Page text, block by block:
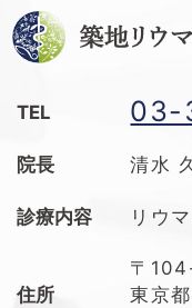
TEL 03-
院長 清水
診療内容 リウ
住所
〒
東京